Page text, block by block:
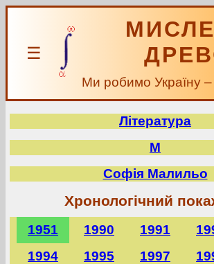
☰
Ми робимо Україну –
Література
М
Софія Малильо
Хронологічний
1951 1990 1991
1994
1995 1997